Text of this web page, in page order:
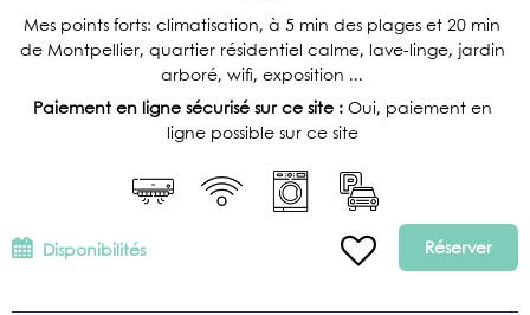
Mes points forts: climatisation, à 5 min des plages et 20 min
de Montpellier, quartier résidentiel calme, lave-linge, jardin
arboré, wifi, exposition ...
Paiement en ligne sécurisé sur ce site : Oui, paiement en
ligne possible sur ce site
Disponibilités Réserver